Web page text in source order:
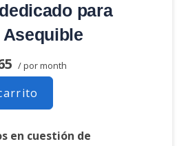
para
/ por month
en cuestión de